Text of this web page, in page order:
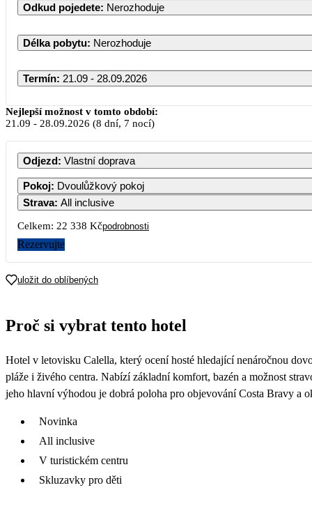
Odkud pojedete: Nerozhoduje
Délka pobytu: Nerozhoduje
Termín: 21.09 - 28.09.2026
Září 2026
PO ÚT ST ČT PÁ
1 2 3 4
7
12 159
8 9 10 11
11 279 15
28 29
Nejlepší možnost v tomto období:
21.09 - 28.09.2026 (8 dní, 7 nocí)
Odjezd: Vlastní doprava
Pokoj: Dvoulůžkový pokoj
Strava: All inclusive
Celkem: 22 338 Kčpodrobnosti
Rezervujte
uložit do oblíbených
Proč si vybrat tento hotel
Hotel v letovisku Calella, který ocení hosté hledající nenáročnou
pláže i živého centra. Nabízí základní komfort, bazén a možnost
jeho hlavní výhodou je dobrá poloha pro objevování Costa Bravy a
Novinka
All inclusive
V turistickém centru
Skluzavky pro děti